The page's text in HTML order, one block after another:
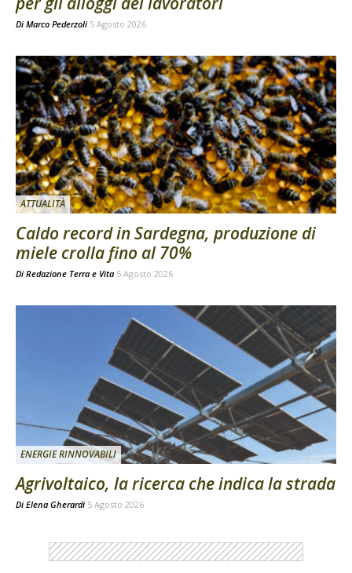
Di Marco Pederzoli 5 Agosto 2026
ATTUALITÀ
Caldo record in Sardegna, produzione di
miele crolla fino al 70%
Di Redazione Terra e Vita 5 Agosto 2026
ENERGIE RINNOVABILI
Agrivoltaico, la ricerca che indica la strada
Di Elena Gherardi 5 Agosto 2026